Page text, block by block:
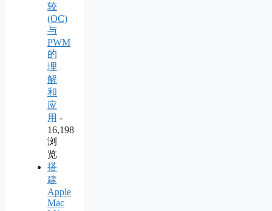
较
(OC)
与
PWM
的
理
解
和
应
用 -
16,198
浏
览
搭
建
Apple
Mac